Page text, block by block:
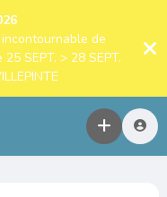
incontournable de
SEPT. > 28 SEPT.